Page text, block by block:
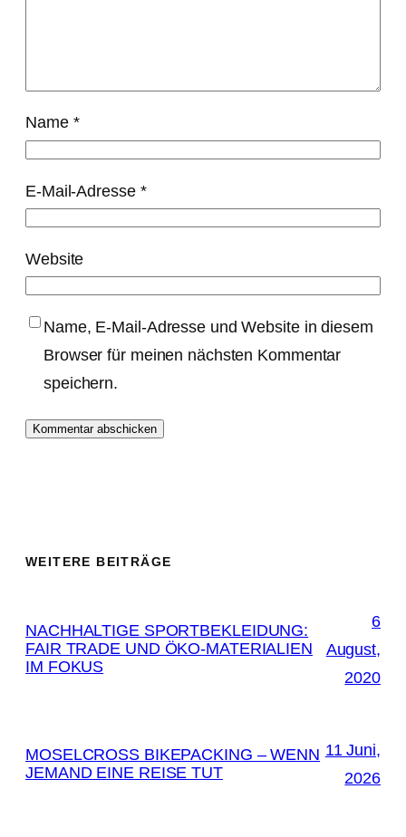
Name *
E-Mail-Adresse *
Website
Name, E-Mail-Adresse und Website in diesem
Browser für meinen nächsten Kommentar
speichern.
WEITERE BEITRÄGE
NACHHALTIGE SPORTBEKLEIDUNG:
FAIR TRADE UND ÖKO-MATERIALIEN
IM FOKUS
6
August,
2020
MOSELCROSS BIKEPACKING – WENN
JEMAND EINE REISE TUT
11 Juni,
2026